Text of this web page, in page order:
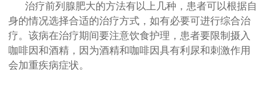
治疗前列腺肥大的方法有以上几种，患者可以根据自
身的情况选择合适的治疗方式，如有必要可进行综合治
疗。该病在治疗期间要注意饮食护理，患者要限制摄入
咖啡因和酒精，因为酒精和咖啡因具有利尿和刺激作用
会加重疾病症状。